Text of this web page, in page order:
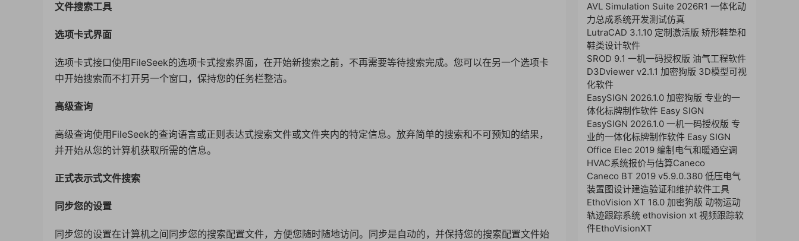
文件搜索工具
选项卡式界面
选项卡式接口使用FileSeek的选项卡式搜索界面，在开始新搜索之前，不再需要等待搜索完成。您可以在另一个选项卡
中开始搜索而不打开另一个窗口，保持您的任务栏整洁。
高级查询
高级查询使用FileSeek的查询语言或正则表达式搜索文件或文件夹内的特定信息。放弃简单的搜索和不可预知的结果，
并开始从您的计算机获取所需的信息。
正式表示式文件搜索
同步您的设置
同步您的设置在计算机之间同步您的搜索配置文件，方便您随时随地访问。同步是自动的，并保持您的搜索配置文件始
AVL Simulation Suite 2026R1 一体化动
力总成系统开发测试仿真
LutraCAD 3.1.10 定制激活版 矫形鞋垫和
鞋类设计软件
SROD 9.1 一机一码授权版 油气工程软件
D3Dviewer v2.1.1 加密狗版 3D模型可视
化软件
EasySIGN 2026.1.0 加密狗版 专业的一
体化标牌制作软件 Easy SIGN
EasySIGN 2026.1.0 一机一码授权版 专
业的一体化标牌制作软件 Easy SIGN
Office Elec 2019 编制电气和暖通空调
HVAC系统报价与估算Caneco
Caneco BT 2019 v5.9.0.380 低压电气
装置图设计建造验证和维护软件工具
EthoVision XT 16.0 加密狗版 动物运动
轨迹跟踪系统 ethovision xt 视频跟踪软
件EthoVisionXT